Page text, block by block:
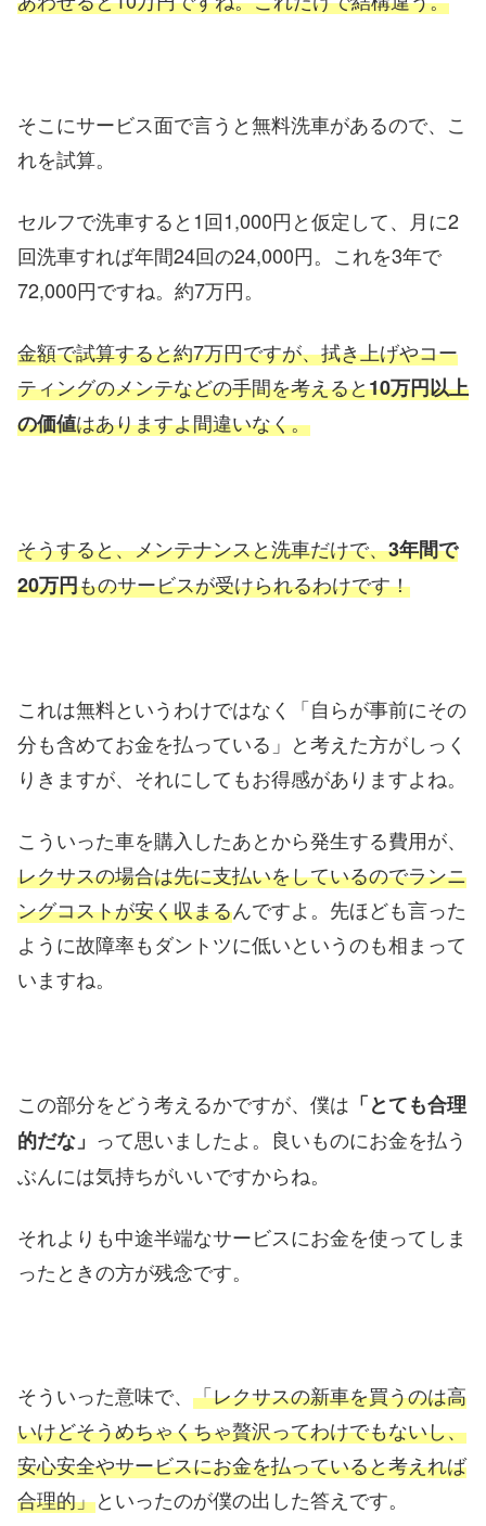
そこにサービス面で言うと無料洗車があるので、こ
れを試算。
セルフで洗車すると1回1,000円と仮定して、月に2
回洗車すれば年間24回の24,000円。これを3年で
72,000円ですね。約7万円。
金額で試算すると約7万円ですが、拭き上げやコー
ティングのメンテなどの手間を考えると10万円以上
の価値はありますよ間違いなく。
そうすると、メンテナンスと洗車だけで、3年間で
20万円ものサービスが受けられるわけです！
これは無料というわけではなく「自らが事前にその
分も含めてお金を払っている」と考えた方がしっく
りきますが、それにしてもお得感がありますよね。
こういった車を購入したあとから発生する費用が、
レクサスの場合は先に支払いをしているのでランニ
ングコストが安く収まるんですよ。先ほども言った
ように故障率もダントツに低いというのも相まって
いますね。
この部分をどう考えるかですが、僕は 「とても合理
的だな」 って思いましたよ。良いものにお金を払う
ぶんには気持ちがいいですからね。
それよりも中途半端なサービスにお金を使ってしま
ったときの方が残念です。
そういった意味で、 「レクサスの新車を買うのは高
いけどそうめちゃくちゃ贅沢ってわけでもないし、
安心安全やサービスにお金を払っていると考えれば
合理的」といったのが僕の出した答えです。